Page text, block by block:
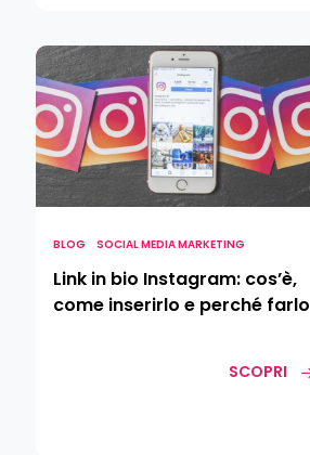
Link
in
bio
Instagram:
cos’è,
come
inserirlo
perché
farlo
BLOG SOCIAL MEDIA MARKETING
Link in bio Instagram: cos’è,
come inserirlo e perché farlo
SCOPRI